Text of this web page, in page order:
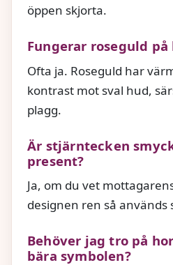
öppen skjorta.
Fungerar roseguld
Ofta ja. Roseguld har
kontrast mot sval hud,
plagg.
Är stjärntecken
present?
Ja, om du vet
designen ren så används
Behöver jag tro på
bära symbolen?